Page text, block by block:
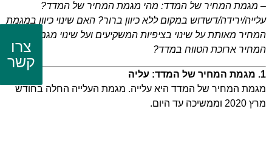
– מגמת המחיר של המדד: מהי מגמת המחיר של המדד?
עלייה/ירידה/דשדוש במקום ללא כיוון ברור? האם שינוי כיוון במגמת
המחיר מאותת על שינוי בציפיות המשקיעים ועל שינוי מגמת
המחיר ארוכת הטווח במדד?
1. מגמת המחיר של המדד: עליה
מגמת המחיר של המדד היא עלייה. מגמת העלייה החלה בחודש
מרץ 2020 וממשיכה עד היום.
צרו
קשר